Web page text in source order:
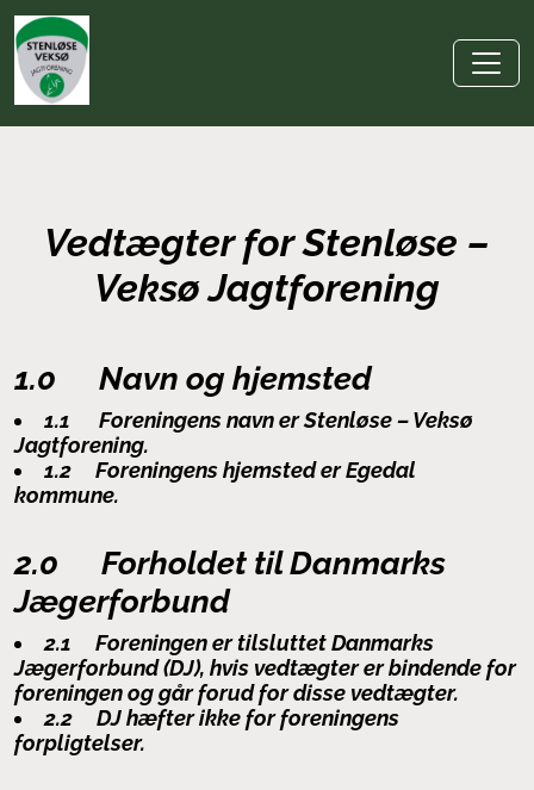
Vedtægter for Stenløse –
Veksø Jagtforening
1.0 Navn og hjemsted
1.1
Foreningens navn er Stenløse – Veksø
Jagtforening.
1.2 Foreningens hjemsted er Egedal
kommune.
2.0 Forholdet til Danmarks
Jægerforbund
2.1 Foreningen er tilsluttet Danmarks
Jægerforbund (DJ), hvis vedtægter er bindende for
foreningen og går forud for disse vedtægter.
2.2 DJ hæfter ikke for foreningens
forpligtelser.